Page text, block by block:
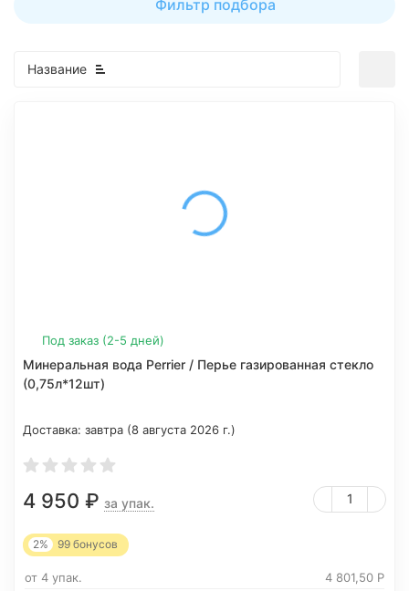
Фильтр подбора
Название
Под заказ (2-5 дней)
Минеральная вода Perrier / Перье газированная стекло
(0,75л*12шт)
Доставка: завтра (8 августа 2026 г.)
4 950 ₽ за упак.
2% 99 бонусов
от 4 упак. 4 801,50 Р